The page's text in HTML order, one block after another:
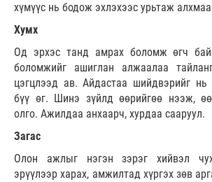
хүмүүс нь бодож эхлэхээс урьтаж
Хумх
Од эрхэс танд амрах боломж өгч
боломжийг ашиглан алжаалаа
цэгцлээд ав. Айдастаа шийдвэрийг
бүү өг. Шинэ зүйлд өөрийгөө нээж,
олго. Ажилдаа анхаарч, хурдаа сааруул.
Загас
Олон ажлыг нэгэн зэрэг хийвэл
эрүүлээр харах, амжилтад хүргэх зөв